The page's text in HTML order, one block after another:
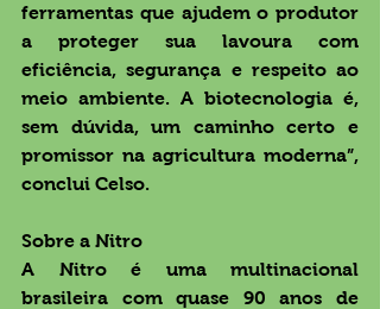
ferramentas que ajudem o produtor
a proteger sua lavoura com
eficiência, segurança e respeito ao
meio ambiente. A biotecnologia é,
sem dúvida, um caminho certo e
promissor na agricultura moderna”,
conclui Celso.
Sobre a Nitro
A Nitro é uma multinacional
brasileira com quase 90 anos de